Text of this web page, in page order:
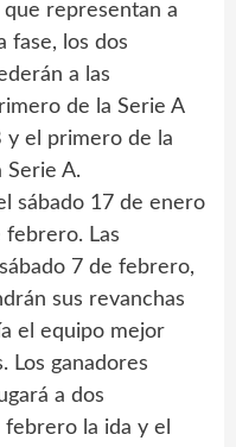
que representan a
fase, los dos
a las
de la Serie A
y el primero de la
Serie A.
sábado 17 de enero
febrero. Las
7 de febrero,
sus revanchas
el equipo mejor
Los ganadores
a dos
la ida y el